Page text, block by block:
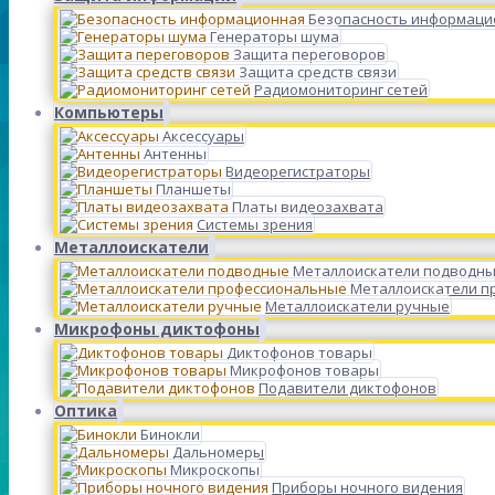
Безопасность
Генераторы шума
Защита переговоров
Защита средств связи
Радиомониторинг сетей
Компьютеры
Аксессуары
Антенны
Видеорегистраторы
Планшеты
Платы видеозахвата
Системы зрения
Металлоискатели
Металлоискатели
Металлоискатели
Металлоискатели ручные
Микрофоны диктофоны
Диктофонов товары
Микрофонов товары
Подавители диктофонов
Оптика
Бинокли
Дальномеры
Микроскопы
Приборы ночного видения